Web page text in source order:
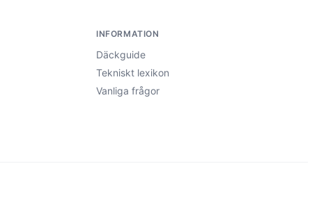
INFORMATION
Däckguide
Tekniskt lexikon
Vanliga frågor